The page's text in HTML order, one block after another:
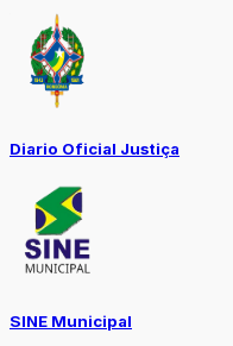
Diario Oficial Justiça
SINE Municipal